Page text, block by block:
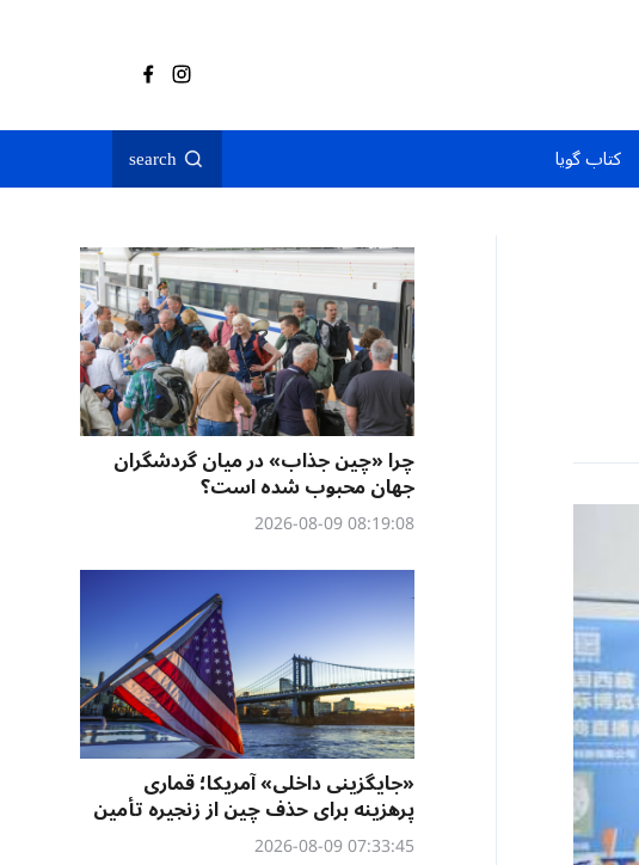
کتاب گویا search
چرا «چین جذاب» در میان گردشگران
جهان محبوب شده است؟
08:19:08 2026-08-09
«جایگزینی داخلی» آمریکا؛ قماری
پرهزینه برای حذف چین از زنجیره تأمین
07:33:45 2026-08-09